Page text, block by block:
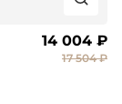
14 004 ₽
17 504 ₽